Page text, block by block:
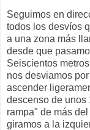
Seguimos en
todos los desvíos
a una zona más
desde que
Seiscientos
nos desviamos
ascender
descenso de unos
rampa" de más
giramos a la